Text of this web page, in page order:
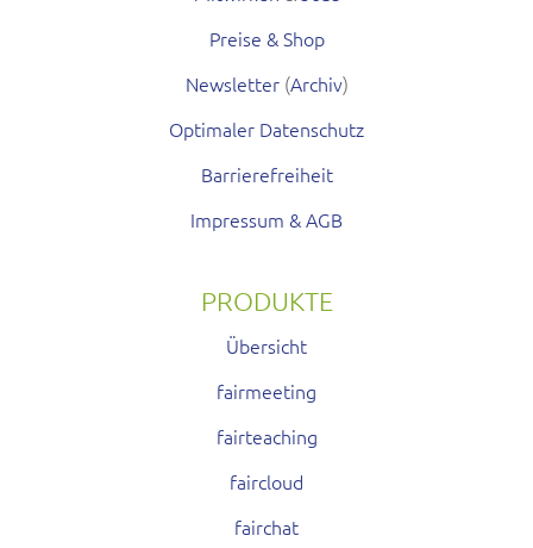
Preise & Shop
Newsletter(Archiv)
Optimaler Datenschutz
Barrierefreiheit
Impressum & AGB
PRODUKTE
Übersicht
fairmeeting
fairteaching
faircloud
fairchat